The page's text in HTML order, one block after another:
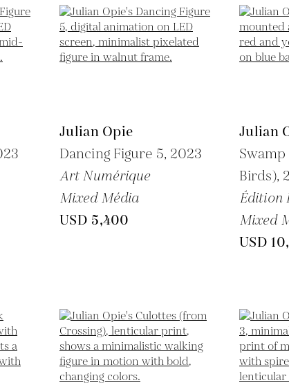
Julian Opie
Dancing Figure 5, 2023
Art Numérique
Mixed Média
USD 5,400
Julian
Birds),
Édition
Mixed
USD